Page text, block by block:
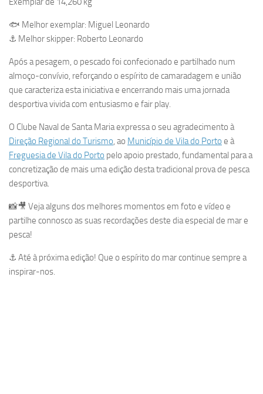
🐟 Melhor exemplar: Miguel Leonardo
⚓ Melhor skipper: Roberto Leonardo
Após a pesagem, o pescado foi confecionado e partilhado num
almoço-convívio, reforçando o espírito de camaradagem e união
que caracteriza esta iniciativa e encerrando mais uma jornada
desportiva vivida com entusiasmo e fair play.
O Clube Naval de Santa Maria expressa o seu agradecimento à
Direção Regional do Turismo, ao Município de Vila do Porto e à
Freguesia de Vila do Porto pelo apoio prestado, fundamental para a
concretização de mais uma edição desta tradicional prova de pesca
desportiva.
📸🎥 Veja alguns dos melhores momentos em foto e vídeo e
partilhe connosco as suas recordações deste dia especial de mar e
pesca!
⚓ Até à próxima edição! Que o espírito do mar continue sempre a
inspirar-nos.